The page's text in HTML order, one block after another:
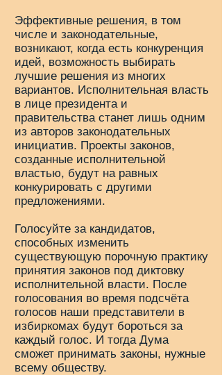
Эффективные решения, в том
числе и законодательные,
возникают, когда есть конкуренция
идей, возможность выбирать
лучшие решения из многих
вариантов. Исполнительная власть
в лице президента и
правительства станет лишь одним
из авторов законодательных
инициатив. Проекты законов,
созданные исполнительной
властью, будут на равных
конкурировать с другими
предложениями.
Голосуйте за кандидатов,
способных изменить
существующую порочную практику
принятия законов под диктовку
исполнительной власти. После
голосования во время подсчёта
голосов наши представители в
избиркомах будут бороться за
каждый голос. И тогда Дума
сможет принимать законы, нужные
всему обществу.